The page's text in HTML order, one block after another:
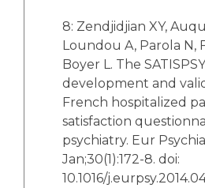
8: Zendjidjian XY,
Loundou A, Parola N,
Boyer L. The
development and
French hospitalized
satisfaction
psychiatry. Eur
Jan;30(1):172-8. doi:
10.1016/